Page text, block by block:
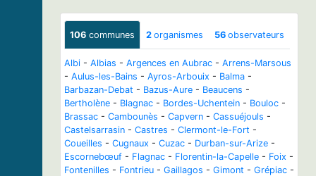
106 communes 2 organismes 56 observateurs
Albi - Albias - Argences en Aubrac - Arrens-Marsous
- Aulus-les-Bains - Ayros-Arbouix - Balma -
Barbazan-Debat - Bazus-Aure - Beaucens -
Bertholène - Blagnac - Bordes-Uchentein - Bouloc -
Brassac - Cambounès - Capvern - Cassuéjouls -
Castelsarrasin - Castres - Clermont-le-Fort -
Coueilles - Cugnaux - Cuzac - Durban-sur-Arize -
Escornebœuf - Flagnac - Florentin-la-Capelle - Foix -
Fontenilles - Fontrieu - Gaillagos - Gimont - Grépiac -